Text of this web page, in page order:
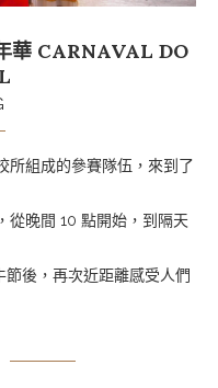
華 CARNAVAL DO
所組成的參賽隊伍，來到了
從晚間 10 點開始，到隔天
後，再次近距離感受人們